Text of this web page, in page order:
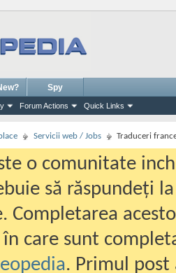
Forum Actions Quick Links
Spy
Servicii web / Jobs Traduceri
o comunitate
să răspundeți
Completarea
care sunt
. Primul